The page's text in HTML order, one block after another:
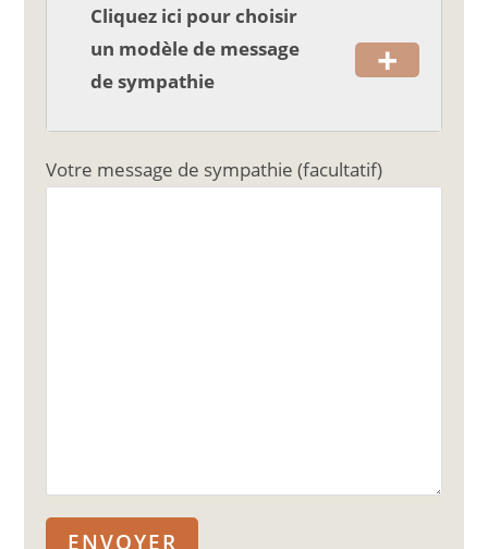
Cliquez ici pour choisir
un modèle de message
de sympathie
+
Votre message de sympathie (facultatif)